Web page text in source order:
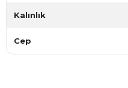
Kalınlık
Cep